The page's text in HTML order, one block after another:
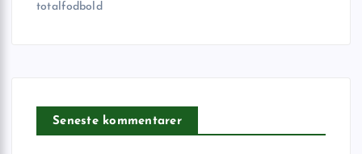
totalfodbold
Seneste kommentarer